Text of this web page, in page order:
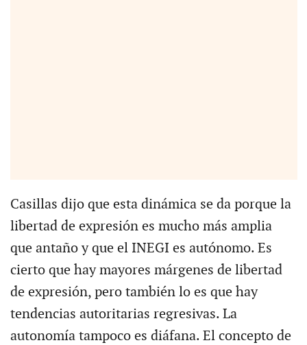
Casillas dijo que esta dinámica se da porque la
libertad de expresión es mucho más amplia
que antaño y que el INEGI es autónomo. Es
cierto que hay mayores márgenes de libertad
de expresión, pero también lo es que hay
tendencias autoritarias regresivas. La
autonomía tampoco es diáfana. El concepto de